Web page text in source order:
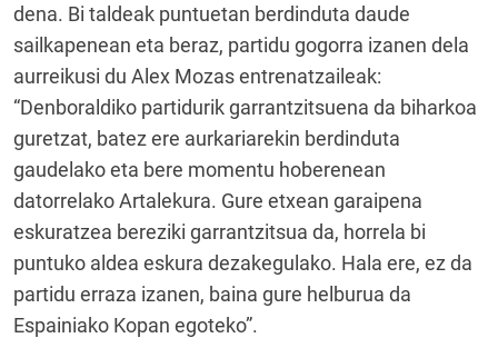
dena. Bi taldeak puntuetan berdinduta daude
sailkapenean eta beraz, partidu gogorra izanen dela
aurreikusi du Alex Mozas entrenatzaileak:
“Denboraldiko partidurik garrantzitsuena da biharkoa
guretzat, batez ere aurkariarekin berdinduta
gaudelako eta bere momentu hoberenean
datorrelako Artalekura. Gure etxean garaipena
eskuratzea bereziki garrantzitsua da, horrela bi
puntuko aldea eskura dezakegulako. Hala ere, ez da
partidu erraza izanen, baina gure helburua da
Espainiako Kopan egoteko”.